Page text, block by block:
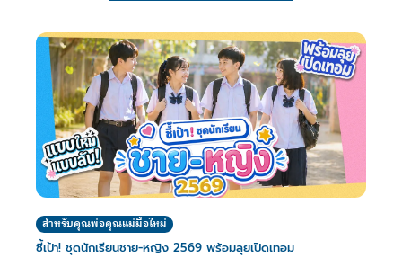
สำหรับคุณพ่อคุณแม่มือใหม่
ชี้เป้า! ชุดนักเรียนชาย-หญิง 2569 พร้อมลุยเปิดเทอม